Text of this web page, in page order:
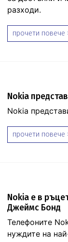
разходи.
прочети повече
Nokia
Nokia
прочети повече
Nokia e в
Джеймс Бонд
Телефоните
нуждите на